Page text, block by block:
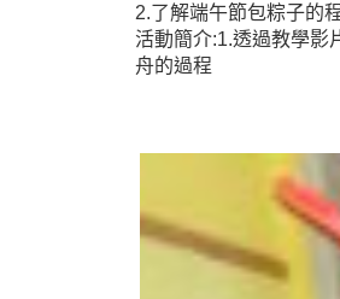
2.了解端午節包粽子的
活動簡介:1.透過教學影
舟的過程